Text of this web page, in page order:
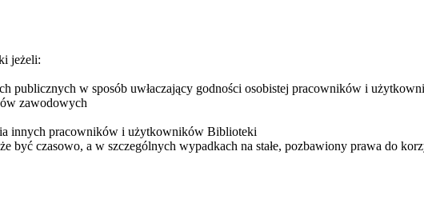
jeżeli:
publicznych w sposób uwłaczający godności osobistej pracowników i
zawodowych
innych pracowników i użytkowników Biblioteki
być czasowo, a w szczególnych wypadkach na stałe, pozbawiony prawa do